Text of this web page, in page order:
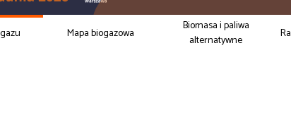
Mapa biogazowa
Biomasa i paliwa
alternatywne